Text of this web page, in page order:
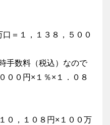
＝１，１３８，５００
手数料（税込）なので
００円×１％×１．０８
０，１０８円×１００万